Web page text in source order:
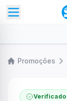
Promoções
Verificado